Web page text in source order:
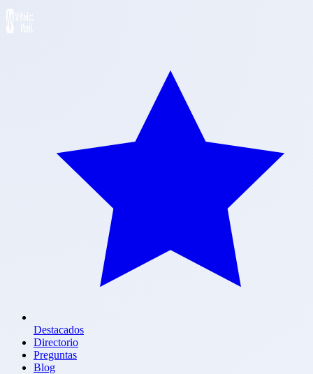
Destacados
Directorio
Preguntas
Blog